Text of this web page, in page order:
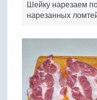
Шейку нарезаем
нарезанных